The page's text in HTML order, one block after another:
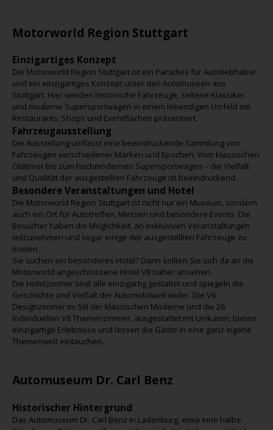
Motorworld Region Stuttgart
Einzigartiges Konzept
Die Motorworld Region Stuttgart ist ein Paradies für Autoliebhaber
und ein einzigartiges Konzept unter den Automuseen aus
Stuttgart. Hier werden historische Fahrzeuge, seltene Klassiker
und moderne Supersportwagen in einem lebendigen Umfeld mit
Restaurants, Shops und Eventflächen präsentiert.
Fahrzeugausstellung
Die Ausstellung umfasst eine beeindruckende Sammlung von
Fahrzeugen verschiedener Marken und Epochen. Vom klassischen
Oldtimer bis zum hochmodernen Supersportwagen – die Vielfalt
und Qualität der ausgestellten Fahrzeuge ist beeindruckend.
Besondere Veranstaltungen und Hotel
Die Motorworld Region Stuttgart ist nicht nur ein Museum, sondern
auch ein Ort für Autotreffen, Messen und besondere Events. Die
Besucher haben die Möglichkeit, an exklusiven Veranstaltungen
teilzunehmen und sogar einige der ausgestellten Fahrzeuge zu
mieten.
Sie suchen ein besonderes Hotel? Dann sollten Sie sich da an die
Motorworld angeschlossene Hotel V8 näher ansehen.
Die Hotelzimmer sind alle einzigartig gestaltet und spiegeln die
Geschichte und Vielfalt der Automobilwelt wider. Die V6
Designzimmer im Stil der klassischen Moderne und die 26
individuellen V8 Themenzimmer, ausgestattet mit Unikaten, bieten
einzigartige Erlebnisse und lassen die Gäste in eine ganz eigene
Themenwelt eintauchen.
Automuseum Dr. Carl Benz
Historischer Hintergrund
Das Automuseum Dr. Carl Benz in Ladenburg, etwa eine halbe